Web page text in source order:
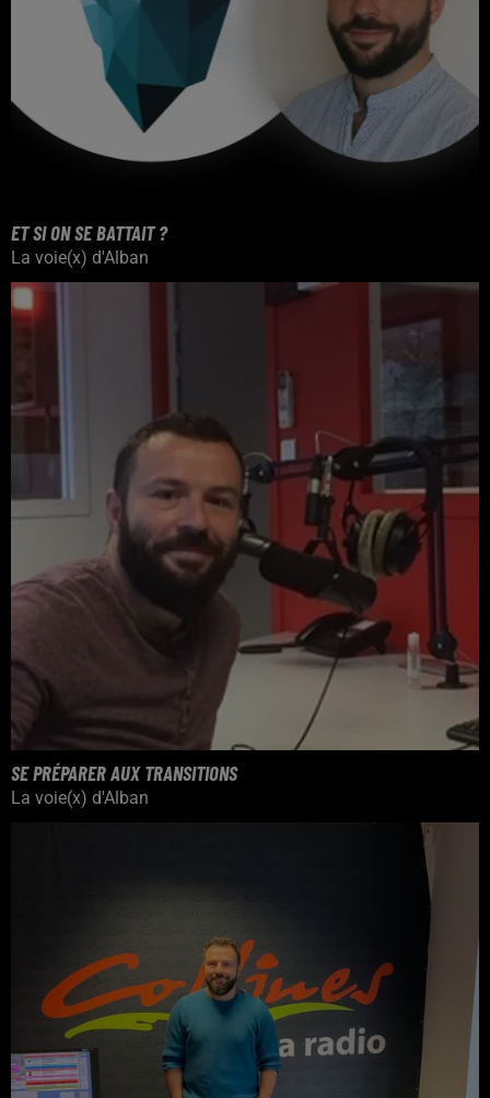
ET SI ON SE BATTAIT ?
La voie(x) d'Alban
SE PRÉPARER AUX TRANSITIONS
La voie(x) d'Alban